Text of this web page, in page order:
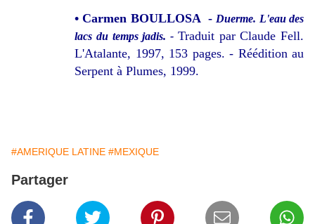
• Carmen BOULLOSA -Duerme. L'eau des
lacs du temps jadis. - Traduit par Claude Fell.
L'Atalante, 1997, 153 pages. - Réédition au
Serpent à Plumes, 1999.
#AMERIQUE LATINE #MEXIQUE
Partager